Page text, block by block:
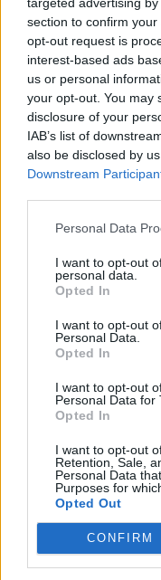
section to confirm
opt-out request is
interest-based ads
us or personal
your opt-out. You may
disclosure of your
IAB’s list of
also be disclosed by
Downstream
Personal Data
I want to opt-out
personal data.
Opted In
I want to opt-out
Personal Data.
Opted In
I want to opt-out
Personal Data for
Opted In
I want to opt-out
Retention, Sale,
Personal Data
Purposes for
Opted Out
CONFIRM
IPS500 (2xD6-
til 33 knop,
2x435 hk gir en
med to knop til
Ytterligere
ALLERBM
FAIRLINE